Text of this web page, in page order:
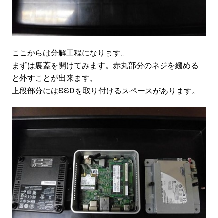
ここからは分解工程になります。
まずは裏蓋を開けてみます。赤丸部分のネジを緩める
と外すことが出来ます。
上段部分にはSSDを取り付けるスペースがあります。